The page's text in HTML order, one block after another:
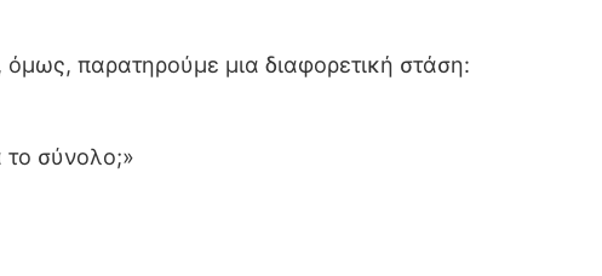
παρατηρούμε μια διαφορετική στάση:
το σύνολο;»